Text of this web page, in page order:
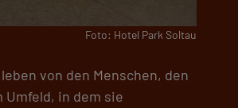
Foto: Hotel Park Soltau
von den Menschen, den
Umfeld, in dem sie